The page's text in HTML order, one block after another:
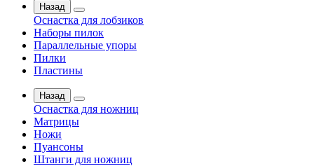
Назад
Оснастка для лобзиков
Наборы пилок
Параллельные упоры
Пилки
Пластины
Назад
Оснастка для ножниц
Матрицы
Ножи
Пуансоны
Штанги для ножниц